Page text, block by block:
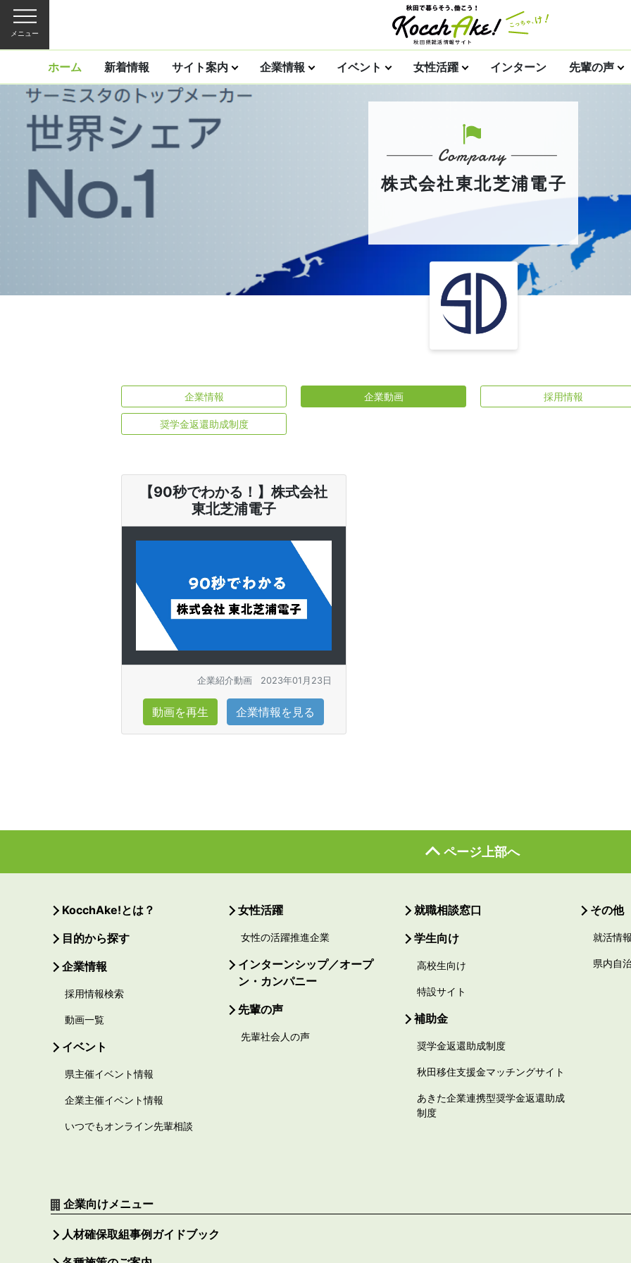
メニュー
ホーム 新着情報 サイト案内 企業情報 イベント 女性活躍 インターン 先輩の声
株式会社東北芝浦電子
企業情報 企業動画 採用情報
奨学金返還助成制度
【90秒でわかる！】株式会社
東北芝浦電子
企業紹介動画 2023年01月23日
動画を再生 企業情報を見る
ページ上部へ
KocchAke!とは？
目的から探す
企業情報
採用情報検索
動画一覧
イベント
県主催イベント情報
企業主催イベント情報
いつでもオンライン先輩相談
女性活躍
女性の活躍推進企業
インターンシップ／オープ
ン・カンパニー
先輩の声
先輩社会人の声
就職相談窓口
学生向け
高校生向け
特設サイト
補助金
奨学金返還助成制度
秋田移住支援金マッチングサイト
あきた企業連携型奨学金返還助成
制度
その他
就活情
県内自
企業向けメニュー
人材確保取組事例ガイドブック